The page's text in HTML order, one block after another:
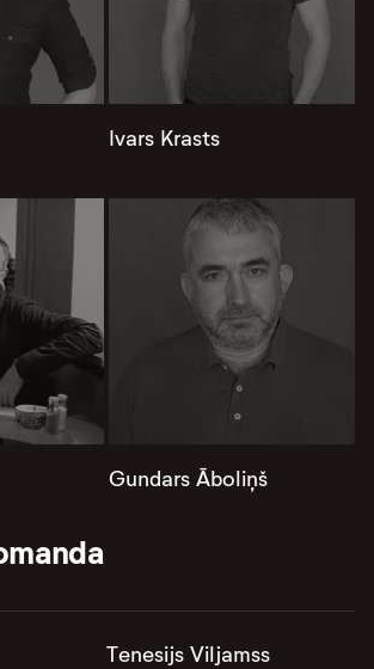
Ivars Krasts
Gundars Āboliņš
Tenesijs Viljamss